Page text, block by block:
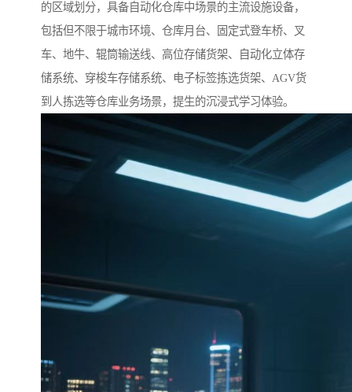
的区域划分，具备自动化仓库中场景的主流设施设备，
包括但不限于城市环境、仓库月台、固定式登车桥、叉
车、地牛、辊筒输送线、高位存储货架、自动化立体存
储系统、穿梭车存储系统、电子标签拣选货架、AGV货
到人拣选等仓库业务场景，提生的沉浸式学习体验。